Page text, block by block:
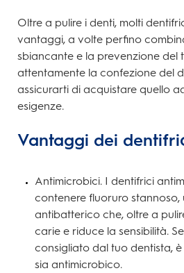
Oltre a pulire i denti, molti
vantaggi, a volte perfino
sbiancante e la prevenzione del
attentamente la confezione del
assicurarti di acquistare quello
esigenze.
Vantaggi dei
Antimicrobici. I dentifrici
contenere fluoruro
antibatterico che, oltre a
carie e riduce la sensibilità.
consigliato dal tuo dentista,
sia antimicrobico.